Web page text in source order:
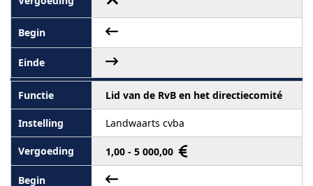
Lid van de RvB en het directiecomité
Landwaarts cvba
1,00 - 5 000,00